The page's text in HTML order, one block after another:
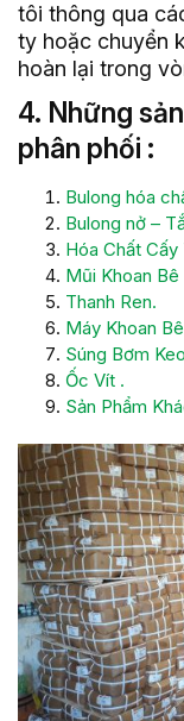
tôi thông qua
ty hoặc chuyển
hoàn lại trong
4. Những
phân phối :
Bulong hóa
Bulong nở –
Hóa Chất
Mũi Khoan Bê
Thanh Ren.
Máy Khoan
Súng Bơm
Ốc Vít .
Sản Phẩm